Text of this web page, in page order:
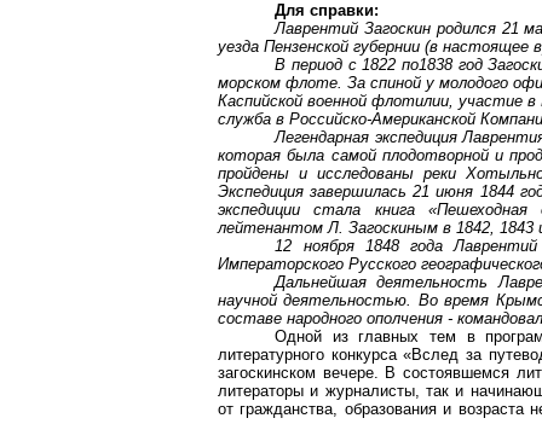
Для справки:
Лаврентий Загоскин родился 21
уезда Пензенской губернии (в настоящее
В период с 1822 по1838 год
морском флоте. За спиной у молодого
Каспийской военной флотилии, участие
служба в Российско-Американской
Легендарная экспедиция
которая была самой плодотворной и
пройдены и исследованы реки
Экспедиция завершилась 21 июня 1844
экспедиции стала книга
лейтенантом Л. Загоскиным в 1842, 1843
12 ноября 1848 года
Императорского Русского
Дальнейшая деятельность
научной деятельностью. Во время
составе народного ополчения -
Одной из главных тем в
литературного конкурса «Вслед за
загоскинском вечере. В состоявшемся
литераторы и журналисты, так и
от гражданства, образования и